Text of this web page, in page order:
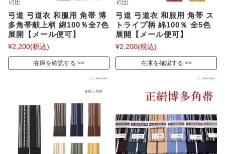
弓道 弓道衣 和服用 角帯 博
多角帯献上柄 綿100％全7色
展開【メール便可】
¥2,200(税込)
在庫を確認する
弓道 弓道衣 和服用 角帯 ス
トライプ柄 綿100％ 全5色
展開【メール便可】
¥2,200(税込)
在庫を確認する